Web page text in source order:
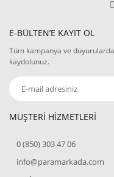
E-BÜLTEN’E KAYIT OL
Tüm kampanya ve
kaydolunuz.
MÜŞTERİ HİZMETLERİ
0 (850) 303 47 06
info@paramarkada.com